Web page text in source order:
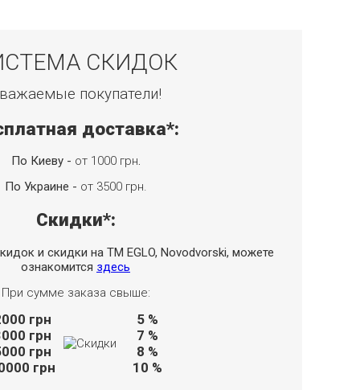
СКИДОК
покупатели!
доставка*:
По Киеву - от 1000 грн.
По Украине - от 3500 грн.
Скидки*:
и скидки на TM EGLO, Novodvorski, можете
ознакомится здесь
При сумме заказа свыше:
грн
грн
грн
грн
5 %
7 %
8 %
10 %